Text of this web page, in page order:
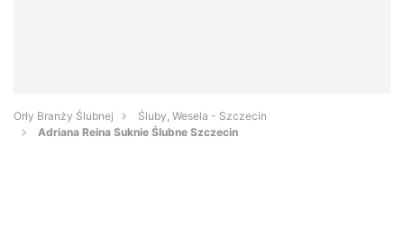
Orły Branży Ślubnej
Śluby, Wesela - Szczecin
Adriana Reina Suknie Ślubne Szczecin